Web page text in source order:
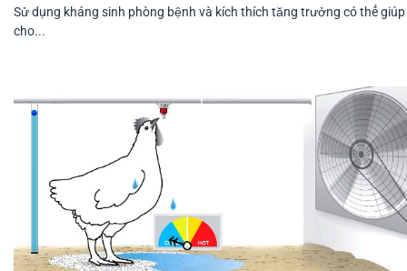
Sử dụng kháng sinh phòng bệnh và kích thích tăng trưởng có thể giúp
cho...